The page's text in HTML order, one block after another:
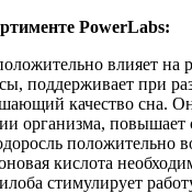
PowerLabs:
влияет на
поддерживает при
качество сна. Он
организма, повышает
положительно
кислота
стимулирует